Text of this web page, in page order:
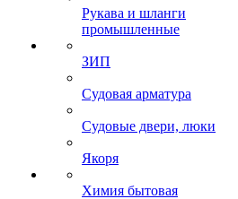
Рукава и шланги
промышленные
ЗИП
Судовая арматура
Судовые двери, люки
Якоря
Химия бытовая